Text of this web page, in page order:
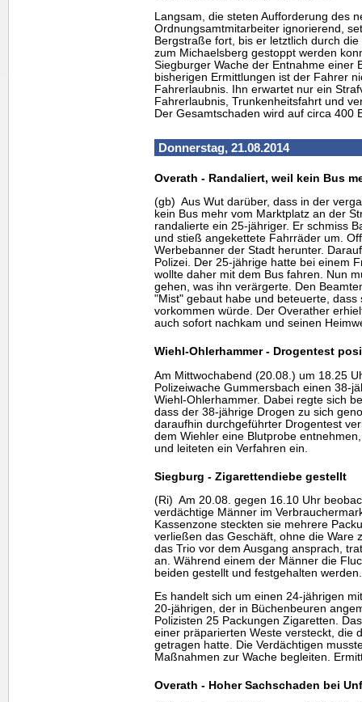
Langsam, die steten Aufforderung des
Ordnungsamtmitarbeiter ignorierend,
Bergstraße fort, bis er letztlich durch
zum Michaelsberg gestoppt werden
Siegburger Wache der Entnahme einer
bisherigen Ermittlungen ist der Fahrer
Fahrerlaubnis. Ihn erwartet nur ein
Fahrerlaubnis, Trunkenheitsfahrt und
Der Gesamtschaden wird auf circa 400
Donnerstag, 21.08.2014
Overath - Randaliert, weil kein Bus
(gb) Aus Wut darüber, dass in der
kein Bus mehr vom Marktplatz an der
randalierte ein 25-jähriger. Er schmiss
und stieß angekettete Fahrräder um.
Werbebanner der Stadt herunter.
Polizei. Der 25-jährige hatte bei einem
wollte daher mit dem Bus fahren. Nun
gehen, was ihn verärgerte. Den
"Mist" gebaut habe und beteuerte, dass
vorkommen würde. Der Overather
auch sofort nachkam und seinen
Wiehl-Ohlerhammer - Drogentest
Am Mittwochabend (20.08.) um 18.25
Polizeiwache Gummersbach einen 38-
Wiehl-Ohlerhammer. Dabei regte sich
dass der 38-jährige Drogen zu sich
daraufhin durchgeführter Drogentest
dem Wiehler eine Blutprobe
und leiteten ein Verfahren ein.
Siegburg - Zigarettendiebe gestellt
(Ri) Am 20.08. gegen 16.10 Uhr
verdächtige Männer im
Kassenzone steckten sie mehrere
verließen das Geschäft, ohne die Ware
das Trio vor dem Ausgang ansprach,
an. Während einem der Männer die
beiden gestellt und festgehalten werden.
Es handelt sich um einen 24-jährigen
20-jährigen, der in Büchenbeuren
Polizisten 25 Packungen Zigaretten.
einer präparierten Weste versteckt, die
getragen hatte. Die Verdächtigen
Maßnahmen zur Wache begleiten.
Overath - Hoher Sachschaden bei